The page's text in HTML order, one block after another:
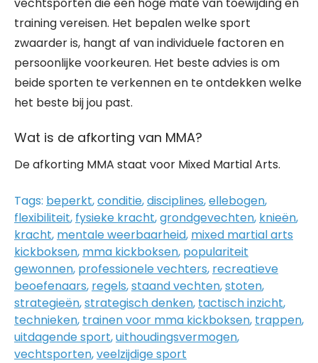
training vereisen. Het bepalen welke sport
zwaarder is, hangt af van individuele factoren en
persoonlijke voorkeuren. Het beste advies is om
beide sporten te verkennen en te ontdekken welke
het beste bij jou past.
Wat is de afkorting van MMA?
De afkorting MMA staat voor Mixed Martial Arts.
Tags: beperkt,conditie,disciplines,ellebogen,
flexibiliteit, fysieke kracht,grondgevechten, knieën,
kracht, mentale weerbaarheid, mixed martial arts
kickboksen, mma kickboksen, populariteit
gewonnen, professionele vechters, recreatieve
beoefenaars, regels,staand vechten,stoten,
strategieën,strategisch denken, tactisch inzicht,
technieken, trainen voor mma kickboksen, trappen,
uitdagende sport,uithoudingsvermogen,
vechtsporten,veelzijdige sport